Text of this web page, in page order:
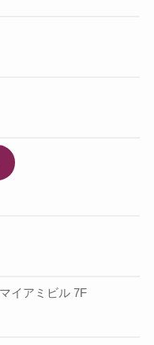
イアミビル 7F